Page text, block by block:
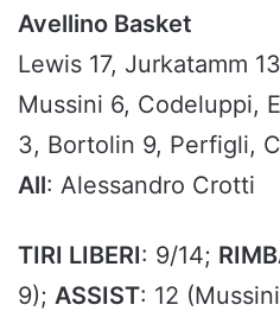
Avellino Basket
Lewis 17, Jurkatamm
Mussini 6, Codeluppi,
3, Bortolin 9, Perfigli,
All: Alessandro Crotti
TIRI LIBERI: 9/14;
9); ASSIST: 12